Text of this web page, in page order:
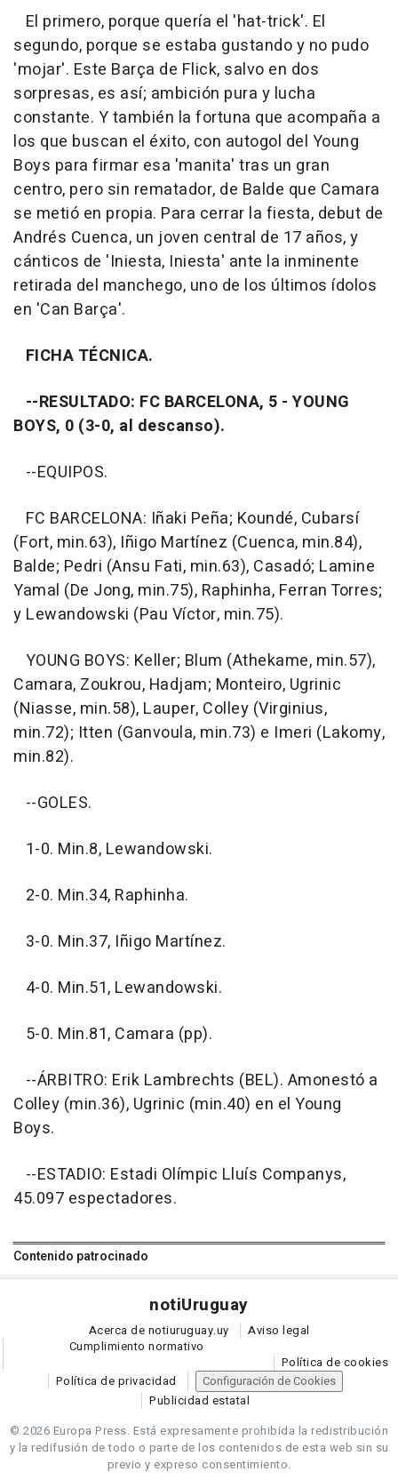
El primero, porque quería el 'hat-trick'. El
segundo, porque se estaba gustando y no pudo
'mojar'. Este Barça de Flick, salvo en dos
sorpresas, es así; ambición pura y lucha
constante. Y también la fortuna que acompaña a
los que buscan el éxito, con autogol del Young
Boys para firmar esa 'manita' tras un gran
centro, pero sin rematador, de Balde que Camara
se metió en propia. Para cerrar la fiesta, debut de
Andrés Cuenca, un joven central de 17 años, y
cánticos de 'Iniesta, Iniesta' ante la inminente
retirada del manchego, uno de los últimos ídolos
en 'Can Barça'.
FICHA TÉCNICA.
--RESULTADO: FC BARCELONA, 5 - YOUNG
BOYS, 0 (3-0, al descanso).
--EQUIPOS.
FC BARCELONA: Iñaki Peña; Koundé, Cubarsí
(Fort, min.63), Iñigo Martínez (Cuenca, min.84),
Balde; Pedri (Ansu Fati, min.63), Casadó; Lamine
Yamal (De Jong, min.75), Raphinha, Ferran Torres;
y Lewandowski (Pau Víctor, min.75).
YOUNG BOYS: Keller; Blum (Athekame, min.57),
Camara, Zoukrou, Hadjam; Monteiro, Ugrinic
(Niasse, min.58), Lauper, Colley (Virginius,
min.72); Itten (Ganvoula, min.73) e Imeri (Lakomy,
min.82).
--GOLES.
1-0. Min.8, Lewandowski.
2-0. Min.34, Raphinha.
3-0. Min.37, Iñigo Martínez.
4-0. Min.51, Lewandowski.
5-0. Min.81, Camara (pp).
--ÁRBITRO: Erik Lambrechts (BEL). Amonestó a
Colley (min.36), Ugrinic (min.40) en el Young
Boys.
--ESTADIO: Estadi Olímpic Lluís Companys,
45.097 espectadores.
Contenido patrocinado
notiUruguay
Acerca de notiuruguay.uy
Aviso legal
Cumplimiento normativo
Política de cookies
Política de privacidad
Configuración de Cookies
Publicidad estatal
© 2026 Europa Press. Está expresamente prohibida la redistribución
y la redifusión de todo o parte de los contenidos de esta web sin su
previo y expreso consentimiento.